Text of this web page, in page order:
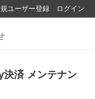
ユーザー登録 ログイン
決済 メンテナン